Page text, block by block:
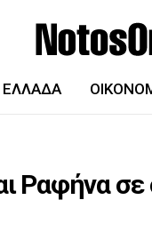
ΕΛΛΆΔΑ
Ραφήνα